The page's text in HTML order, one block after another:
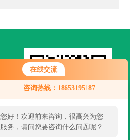
在线交流
咨询热线：18653195187
您好！欢迎前来咨询，很高兴为您
服务，请问您要咨询什么问题呢？